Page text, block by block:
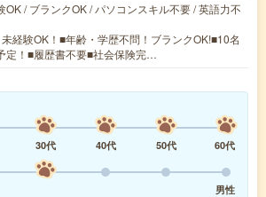
OK / ブランクOK / パソコンスキル不要 / 英語力不
経験OK！■年齢・学歴不問！ブランクOK!■10名
定！■履歴書不要■社会保険完…
30代 40代 50代
60代
男性